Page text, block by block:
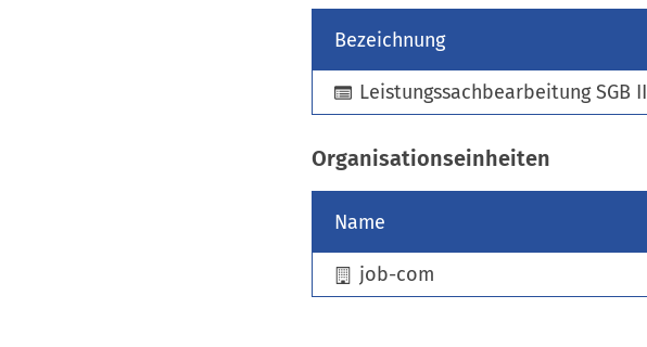
Bezeichnung
Leistungssachbearbeitung SGB II
Organisationseinheiten
Name
job-com